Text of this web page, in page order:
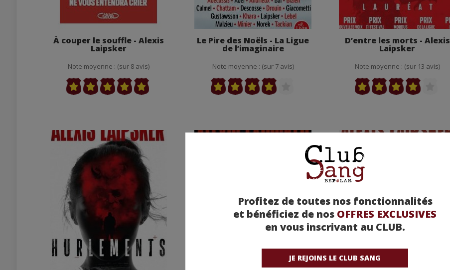
Profitez de toutes nos fonctionnalités
et bénéficiez de nos OFFRES EXCLUSIVES
en vous inscrivant au CLUB.
JE REJOINS LE CLUB SANG
À couper le souffle - Alexis
Laipsker
Note moyenne : (sur 8 avis)
Le Pire des Noëls - La Ligue
de l’imaginaire
Note moyenne : (sur 7 avis)
D’entre les morts - Alexis
Laipsker
Note moyenne : (sur 13 avis)